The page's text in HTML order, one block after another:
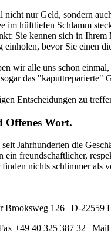
nicht nur Geld, sondern
im hüfttiefen Schlamm
Sie kennen sich in
einholen, bevor Sie einen
wir alle uns schon
das "kaputtreparierte"
Entscheidungen zu
Wort.
Jahrhunderten die
freundschaftlicher,
nichts schlimmer
Brooksweg 126 | D-22559
+49 40 325 387 32 | Mail